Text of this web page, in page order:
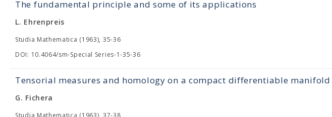
The fundamental principle and some of its applications
L. Ehrenpreis
Studia Mathematica (1963), 35-36
DOI: 10.4064/sm-Special Series-1-35-36
Tensorial measures and homology on a compact differentiable manifold
G. Fichera
Studia Mathematica (1963), 37-38